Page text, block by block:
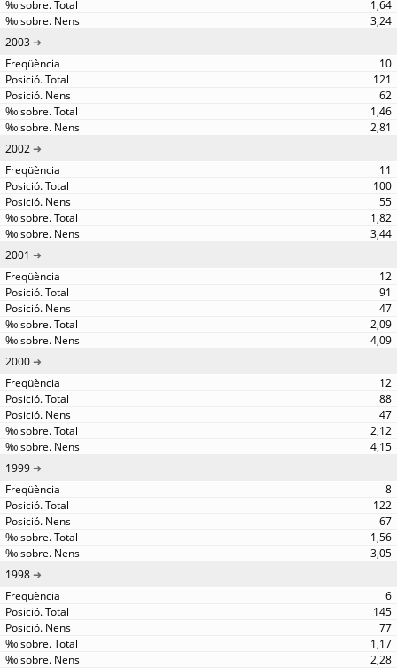
1,64
3,24
2003
10
121
62
1,46
2,81
2002
11
100
55
1,82
3,44
2001
12
91
47
2,09
4,09
2000
12
88
47
2,12
4,15
1999
8
122
67
1,56
3,05
1998
6
145
77
1,17
2,28